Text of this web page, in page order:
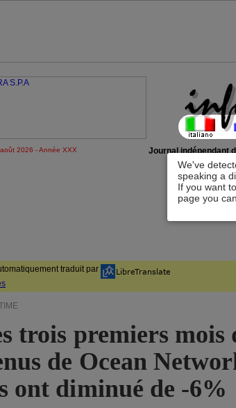
We've
speaking a
If you want
page you
2026 - Année XXX Journal indépendant
traduit par
trois premiers mois
de Ocean
ont diminué de -6%